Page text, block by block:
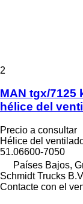
2
MAN tgx/7125
hélice del
Precio a consultar
Hélice del
51.06600-7050
Países Bajos,
Schmidt Trucks
Contacte con el